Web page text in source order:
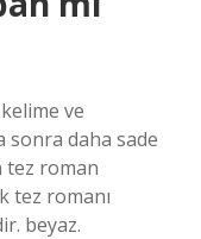
ve
sonra daha sade
tez roman
tez romanı
beyaz.